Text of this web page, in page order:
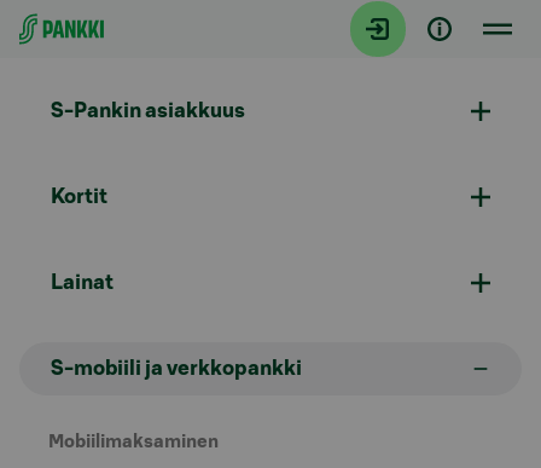
Siirry suoraan sisältöön
S-Pankin asiakkuus
Kortit
Lainat
S-mobiili ja verkkopankki
Mobiilimaksaminen